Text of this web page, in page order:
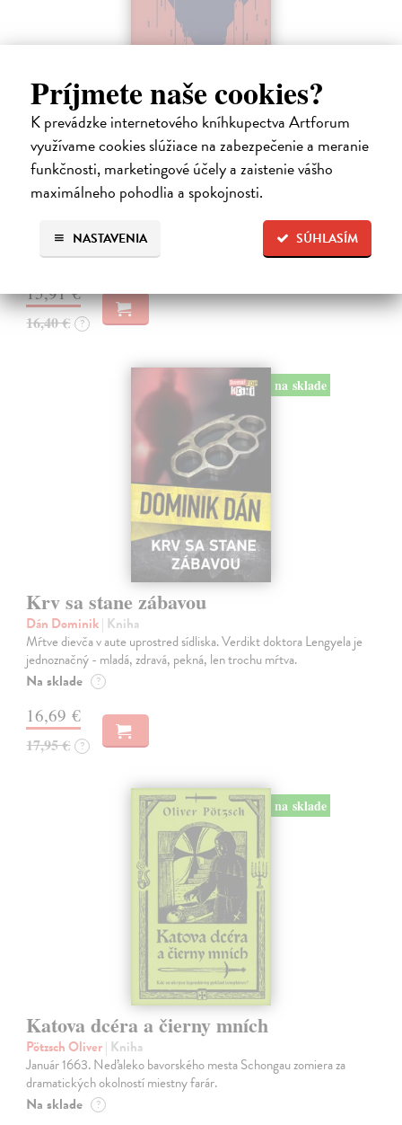
Príjmete naše cookies?
K prevádzke internetového kníhkupectva Artforum
využívame cookies slúžiace na zabezpečenie a meranie
funkčnosti, marketingové účely a zaistenie vášho
maximálneho pohodlia a spokojnosti.
SÚHLASÍM
NASTAVENIA
Tramwaj na Sachsenberg
Sagitarius Petr| Kniha
Tramwaj Cafe je kavárna v polském Těšíně a zároveň místo, kde se
sbíhají všechny nitky související s dalším brutálním zločinem, který
musí vyřešit Roman Saran, major ostravské kriminálky, a jeho tým.
Zasielame do 12 dní
15,91 €
16,40 € ?
na sklade
Krv sa stane zábavou
Dán Dominik| Kniha
Mŕtve dievča v aute uprostred sídliska. Verdikt doktora Lengyela je
jednoznačný - mladá, zdravá, pekná, len trochu mŕtva.
Na sklade ?
16,69 €
17,95 € ?
na sklade
Katova dcéra a čierny mních
Pötzsch Oliver| Kniha
Január 1663. Neďaleko bavorského mesta Schongau zomiera za
dramatických okolností miestny farár.
Na sklade ?